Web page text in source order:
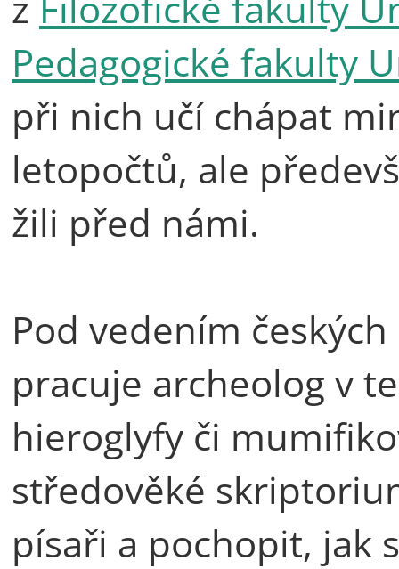
Pedagogické fakulty
při nich učí chápat
letopočtů, ale
žili před námi.
Pod vedením
pracuje archeolog v
hieroglyfy či
středověké
písaři a pochopit, jak